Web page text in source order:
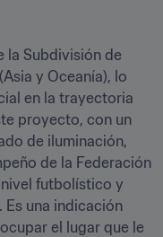
la Subdivisión de
y Oceanía), lo
en la trayectoria
proyecto, con un
de iluminación,
de la Federación
futbolístico y
una indicación
el lugar que le